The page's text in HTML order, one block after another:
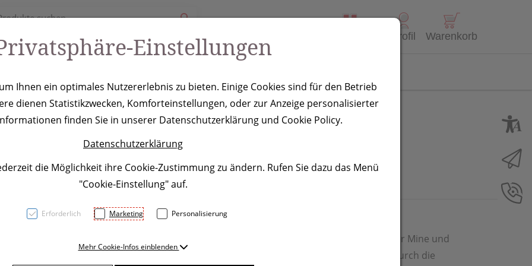
Profil Warenkorb
Capri, pink
TOP PRICE! Kugelschreiber aus Metall mit blauschreibender Mine und
Touchfunktion. Seine besondere Optik erhält dieser Stift durch die
Einstellungen
Ihnen ein optimales Nutzererlebnis zu bieten. Einige Cookies sind für den Betrieb
dienen Statistikzwecken, Komforteinstellungen, oder zur Anzeige personalisierter
finden Sie in unserer Datenschutzerklärung und Cookie Policy.
Datenschutzerklärung
die Möglichkeit ihre Cookie-Zustimmung zu ändern. Rufen Sie dazu das Menü
"Cookie-Einstellung" auf.
Erforderlich Marketing Personalisierung
Mehr Cookie-Infos einblenden